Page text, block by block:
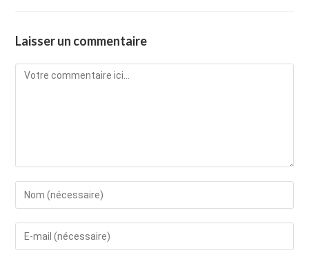
Laisser un commentaire
Comment
Enter
your
name
Enter
your